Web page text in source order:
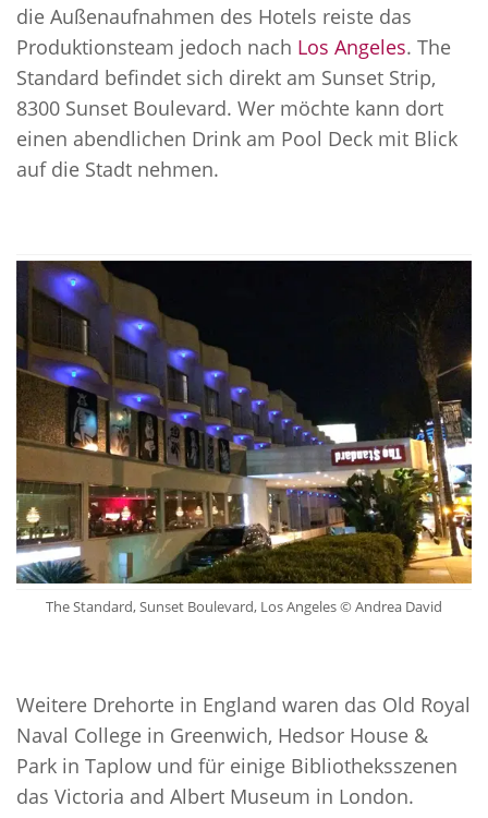
die Außenaufnahmen des Hotels reiste das
Produktionsteam jedoch nach Los Angeles. The
Standard befindet sich direkt am Sunset Strip,
8300 Sunset Boulevard. Wer möchte kann dort
einen abendlichen Drink am Pool Deck mit Blick
auf die Stadt nehmen.
The Standard, Sunset Boulevard, Los Angeles © Andrea David
Weitere Drehorte in England waren das Old Royal
Naval College in Greenwich, Hedsor House &
Park in Taplow und für einige Bibliotheksszenen
das Victoria and Albert Museum in London.